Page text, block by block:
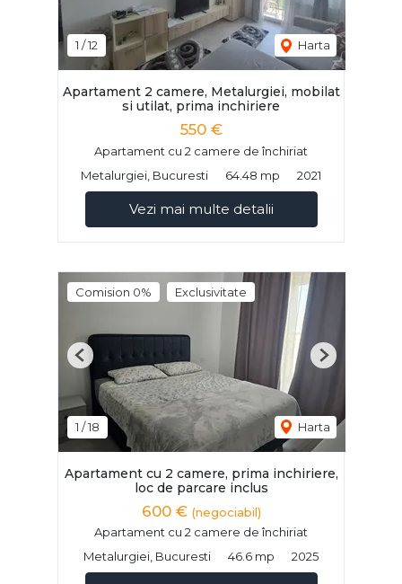
1 /12 Harta
Apartament 2 camere, Metalurgiei, mobilat
si utilat, prima inchiriere
550 €
Apartament cu 2 camere de închiriat
Metalurgiei, Bucuresti
64.48 mp 2021
Vezi mai multe detalii
Comision 0% Exclusivitate
1 /18 Harta
Previous Next
Apartament cu 2 camere, prima inchiriere,
loc de parcare inclus
600 € (negociabil)
Apartament cu 2 camere de închiriat
Metalurgiei, Bucuresti
46.6 mp 2025